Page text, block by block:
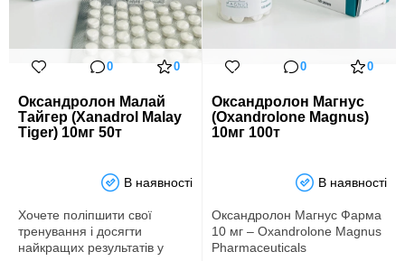
0 0
Оксандролон Малай
Тайгер (Xanadrol Malay
Tiger) 10мг 50т
В наявності
Хочете поліпшити свої
тренування і досягти
найкращих результатів у
0 0
Оксандролон Магнус
(Oxandrolone Magnus)
10мг 100т
В наявності
Оксандролон Магнус Фарма
10 мг – Oxandrolone Magnus
Pharmaceuticals